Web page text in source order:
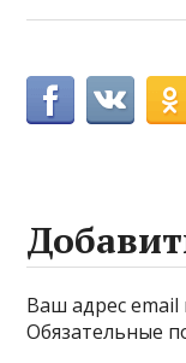
Ваш адрес email
Обязательные